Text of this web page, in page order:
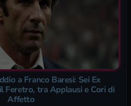
a Franco Baresi: Sei Ex
Feretro, tra Applausi e Cori di
Affetto